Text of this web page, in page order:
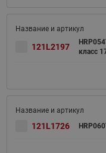
121L2197
класс
121L1726